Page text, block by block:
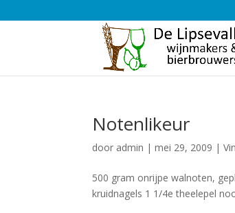
Notenlikeur
door admin |mei 29, 2009 |
500 gram onrijpe walnoten,
kruidnagels 1 1/4e theelepel